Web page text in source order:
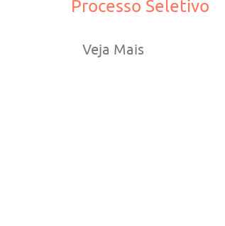
Processo Seletivo
Veja Mais